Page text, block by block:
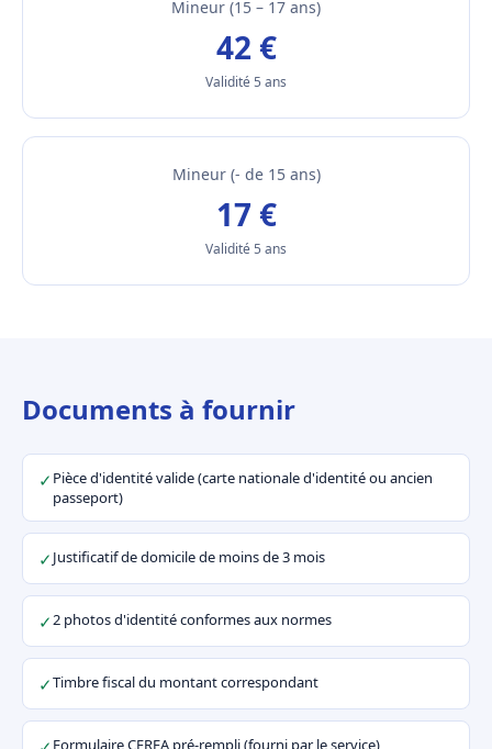
Mineur (15 – 17 ans)
42 €
Validité 5 ans
Mineur (- de 15 ans)
17 €
Validité 5 ans
Documents à fournir
✓ Pièce d'identité valide (carte nationale d'identité ou ancien
passeport)
✓Justificatif de domicile de moins de 3 mois
✓2 photos d'identité conformes aux normes
✓Timbre fiscal du montant correspondant
Formulaire CERFA pré-rempli (fourni par le service)